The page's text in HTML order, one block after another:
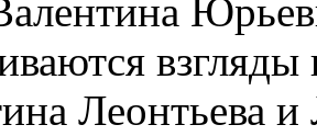
Леонтьева